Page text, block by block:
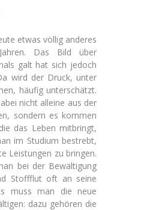
etwas völlig anderes
Das Bild über
galt hat sich jedoch
wird der Druck, unter
häufig unterschätzt.
nicht alleine aus der
sondern es kommen
das Leben mitbringt,
im Studium bestrebt,
Leistungen zu bringen.
bei der Bewältigung
Stoffflut oft an seine
muss man die neue
dazu gehören die